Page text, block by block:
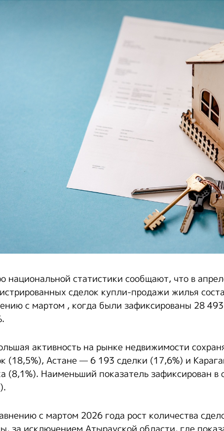
национальной статистики сообщают, что в
сделок купли-продажи жилья
с мартом , когда были зафиксированы 28
активность на рынке недвижимости
(18,5%), Астане — 6 193 сделки (17,6%) и
(8,1%). Наименьший показатель зафиксирован
с мартом 2026 года рост количества